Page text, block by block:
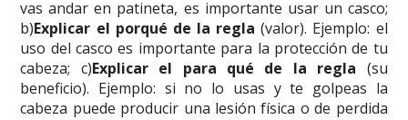
vas andar en patineta, es importante usar un casco;
b)Explicar el porqué de la regla (valor). Ejemplo: el
uso del casco es importante para la protección de tu
cabeza; c)Explicar el para qué de la regla (su
beneficio). Ejemplo: si no lo usas y te golpeas la
cabeza puede producir una lesión física o de perdida